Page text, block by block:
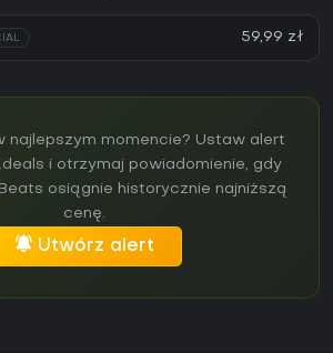
59,99 zł
najlepszym momencie? Ustaw alert
i otrzymaj powiadomienie, gdy
osiągnie historycznie najniższą
cenę.
Utwórz alert